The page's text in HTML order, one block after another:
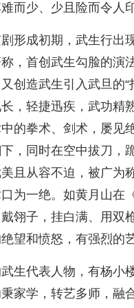
而少、少且险而令人
形成初期，武生行出
，首创武生勾脸的演
创造武生引入武旦的
，轻捷迅疾，武功精
的拳术、剑术，屡见
，同时在空中拔刀，
且从容不迫，被广为
为一绝。如黄月山在
翎子，挂白满、用双
望和愤怒，有强烈的
生代表人物，有杨小
家学，转艺多师，融